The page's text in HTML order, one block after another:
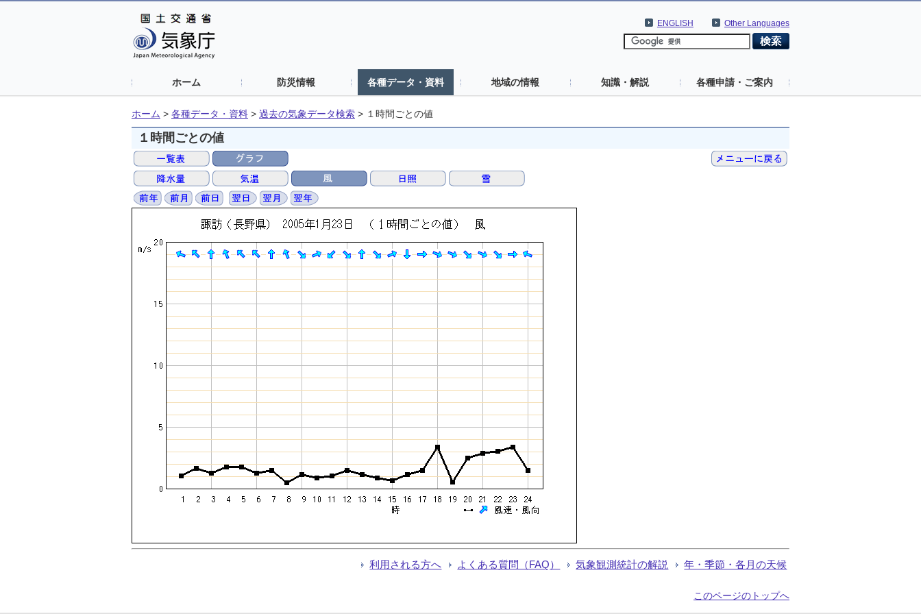
Other Languages
ENGLISH
ホーム 防災情報 各種データ・資料 地域の情報 知識・解説 各種申請・ご案内
ホーム > 各種データ・資料 > 過去の気象データ検索 > １時間ごとの値
１時間ごとの値
利用される方へ よくある質問（FAQ） 気象観測統計の解説 年・季節・各月の天候
このページのトップへ